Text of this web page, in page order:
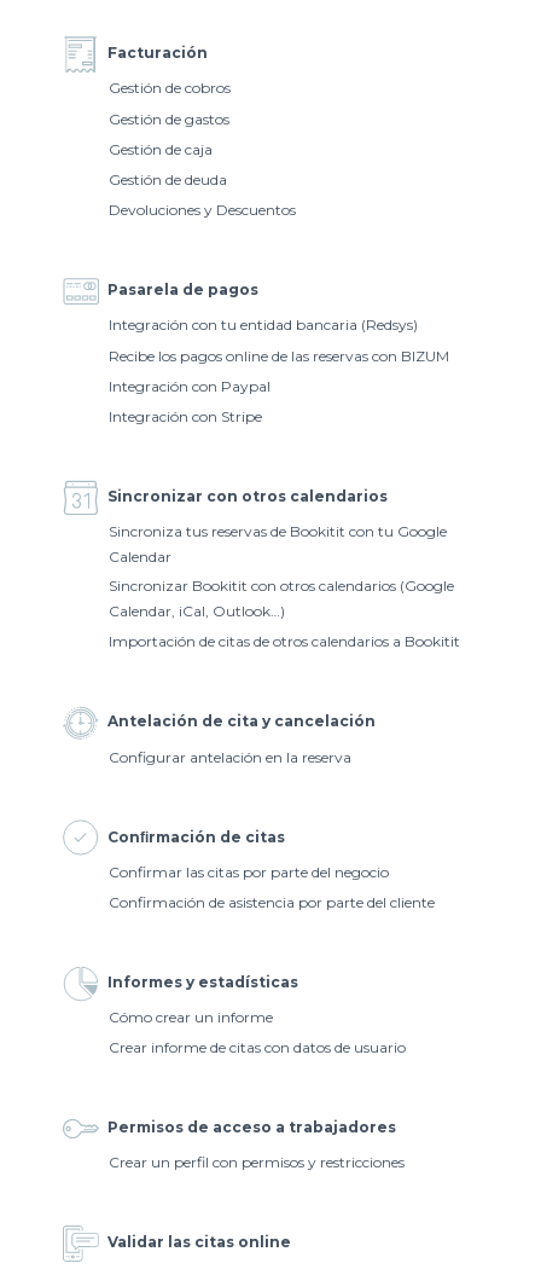
Facturación
Gestión de cobros
Gestión de gastos
Gestión de caja
Gestión de deuda
Devoluciones y Descuentos
Pasarela de pagos
Integración con tu entidad bancaria (Redsys)
Recibe los pagos online de las reservas con BIZUM
Integración con Paypal
Integración con Stripe
Sincronizar con otros calendarios
Sincroniza tus reservas de Bookitit con tu Google
Calendar
Sincronizar Bookitit con otros calendarios (Google
Calendar, iCal, Outlook…)
Importación de citas de otros calendarios a Bookitit
Antelación de cita y cancelación
Configurar antelación en la reserva
Conﬁrmación de citas
Confirmar las citas por parte del negocio
Confirmación de asistencia por parte del cliente
Informes y estadísticas
Cómo crear un informe
Crear informe de citas con datos de usuario
Permisos de acceso a trabajadores
Crear un perfil con permisos y restricciones
Validar las citas online